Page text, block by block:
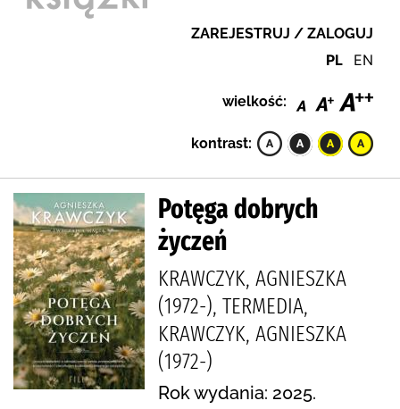
ZAREJESTRUJ / ZALOGUJ
PL EN
wielkość:
kontrast:
Potęga dobrych
życzeń
KRAWCZYK, AGNIESZKA
(1972-), TERMEDIA,
KRAWCZYK, AGNIESZKA
(1972-)
Rok wydania: 2025.